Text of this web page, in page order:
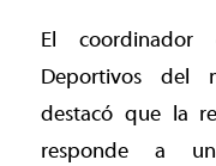
El coordinador
Deportivos del
destacó que la
responde a